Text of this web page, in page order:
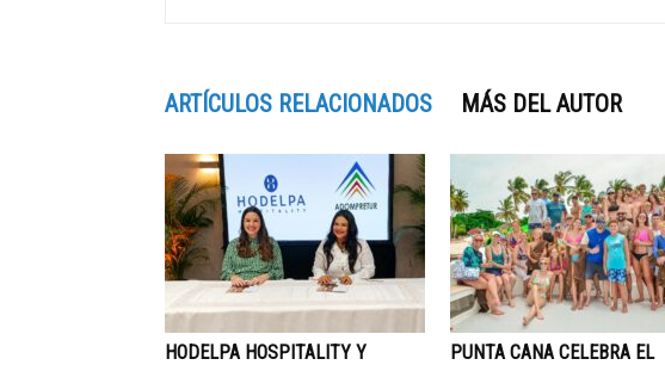
ARTÍCULOS RELACIONADOS MÁS DEL AUTOR
HODELPA HOSPITALITY Y
PUNTA CANA CELEBRA EL